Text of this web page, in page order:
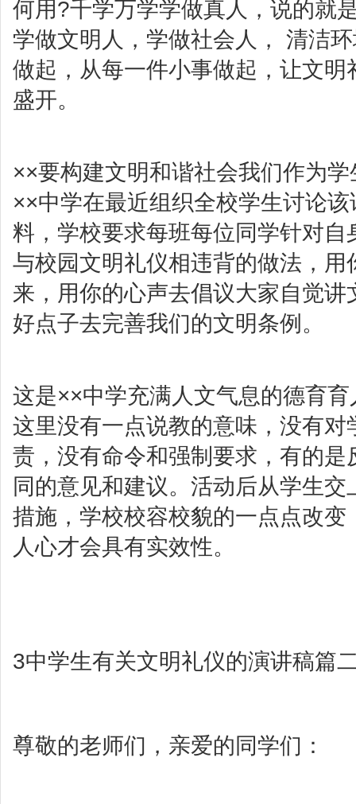
何用?千学万学学做真人，说的就
学做文明人，学做社会人， 清洁
做起，从每一件小事做起，让文明
盛开。
××要构建文明和谐社会我们作为
××中学在最近组织全校学生讨论
料，学校要求每班每位同学针对自
与校园文明礼仪相违背的做法，用
来，用你的心声去倡议大家自觉
好点子去完善我们的文明条例。
这是××中学充满人文气息的德育
这里没有一点说教的意味，没有对
责，没有命令和强制要求，有的是
同的意见和建议。活动后从学生
措施，学校校容校貌的一点点改变
人心才会具有实效性。
3中学生有关文明礼仪的演讲稿篇
尊敬的老师们，亲爱的同学们：